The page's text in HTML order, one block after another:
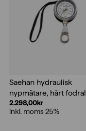
Saehan hydraulisk
nypmätare, hårt fodral
2.298,00kr
inkl. moms 25%